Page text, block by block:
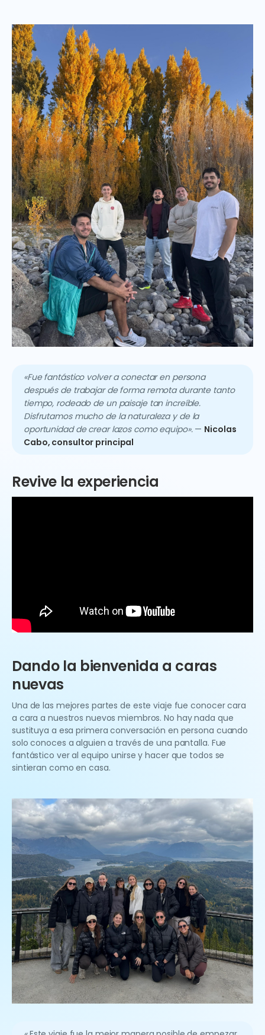
«Fue fantástico volver a conectar en persona
después de trabajar de forma remota durante tanto
tiempo, rodeado de un paisaje tan increíble.
Disfrutamos mucho de la naturaleza y de la
oportunidad de crear lazos como equipo».— Nicolas
Cabo, consultor principal
Revive la experiencia
Dando la bienvenida a caras
nuevas
Una de las mejores partes de este viaje fue conocer cara
a cara a nuestros nuevos miembros. No hay nada que
sustituya a esa primera conversación en persona cuando
solo conoces a alguien a través de una pantalla. Fue
fantástico ver al equipo unirse y hacer que todos se
sintieran como en casa.